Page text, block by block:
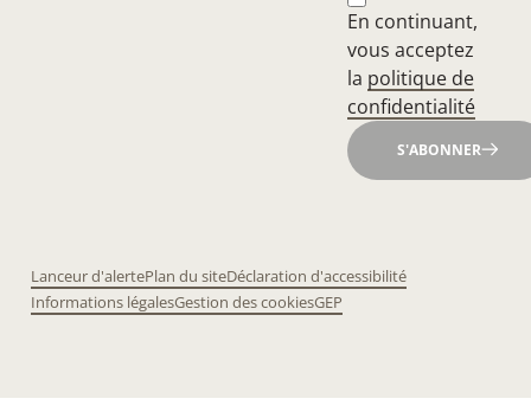
En continuant,
vous acceptez
la politique de
confidentialité
S'ABONNER
Lanceur d'alertePlan du siteDéclaration d'accessibilité
Informations légalesGestion des cookiesGEP